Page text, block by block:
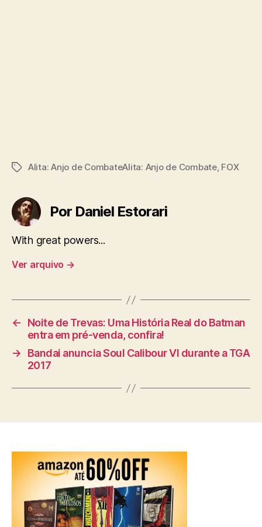
TagsAlita: Anjo de CombateAlita: Anjo de Combate, FOX
Por Daniel Estorari
With great powers...
Ver arquivo →
←
Noite de Trevas: Uma História Real do Batman
entra em pré-venda, confira!
→
Bandai anuncia Soul Calibour VI durante a TGA
2017